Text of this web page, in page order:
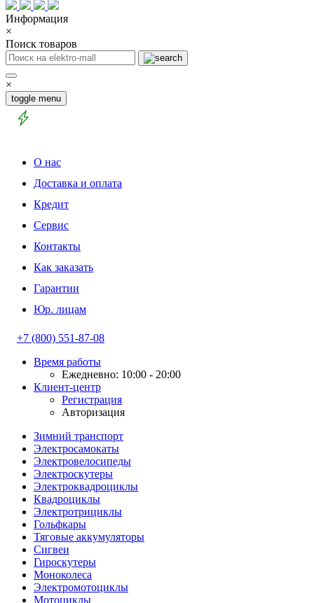
Информация
×
Поиск товаров
×
toggle menu
О нас
Доставка и оплата
Кредит
Сервис
Контакты
Как заказать
Гарантии
Юр. лицам
+7 (800) 551-87-08
Время работы
Ежедневно: 10:00 - 20:00
Клиент-центр
Регистрация
Авторизация
Зимний транспорт
Электросамокаты
Электровелосипеды
Электроскутеры
Электроквадроциклы
Квадроциклы
Электротрициклы
Гольфкары
Тяговые аккумуляторы
Сигвеи
Гироскутеры
Моноколеса
Электромотоциклы
Мотоциклы